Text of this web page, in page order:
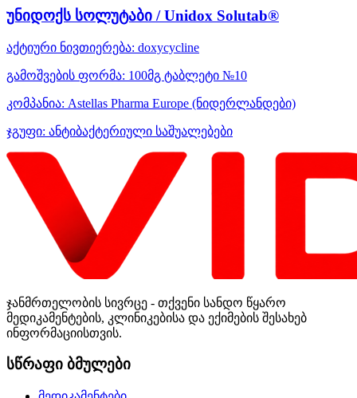
უნიდოქს სოლუტაბი / Unidox Solutab®
აქტიური ნივთიერება: doxycycline
გამოშვების ფორმა: 100მგ ტაბლეტი №10
კომპანია: Astellas Pharma Europe (ნიდერლანდები)
ჯგუფი: ანტიბაქტერიული საშუალებები
ჯანმრთელობის სივრცე - თქვენი სანდო წყარო
მედიკამენტების, კლინიკებისა და ექიმების შესახებ
ინფორმაციისთვის.
სწრაფი ბმულები